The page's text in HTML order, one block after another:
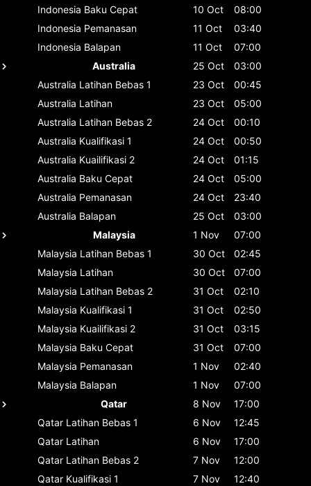
Indonesia Baku Cepat 10 Oct
08:00
Indonesia Pemanasan 11 Oct
03:40
Indonesia Balapan 11 Oct
07:00
Australia
25 Oct
03:00
Australia Latihan Bebas 1 23 Oct
00:45
Australia Latihan 23 Oct
05:00
Australia Latihan Bebas 2 24 Oct
00:10
Australia Kualifikasi 1 24 Oct
00:50
Australia Kuailifikasi 2 24 Oct
01:15
Australia Baku Cepat 24 Oct
05:00
Australia Pemanasan 24 Oct
23:40
Australia Balapan 25 Oct
03:00
Malaysia
1 Nov
07:00
Malaysia Latihan Bebas 1 30 Oct
02:45
Malaysia Latihan 30 Oct
07:00
Malaysia Latihan Bebas 2 31 Oct
02:10
Malaysia Kualifikasi 1 31 Oct
02:50
Malaysia Kuailifikasi 2 31 Oct
03:15
Malaysia Baku Cepat 31 Oct
07:00
Malaysia Pemanasan 1 Nov
02:40
Malaysia Balapan 1 Nov
07:00
Qatar
8 Nov
17:00
Qatar Latihan Bebas 1 6 Nov
12:45
Qatar Latihan 6 Nov
17:00
Qatar Latihan Bebas 2 7 Nov
12:00
Qatar Kualifikasi 1 7 Nov
12:40